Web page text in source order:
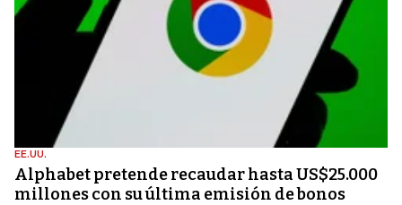
EE.UU.
Alphabet pretende recaudar hasta US$25.000
millones con su última emisión de bonos